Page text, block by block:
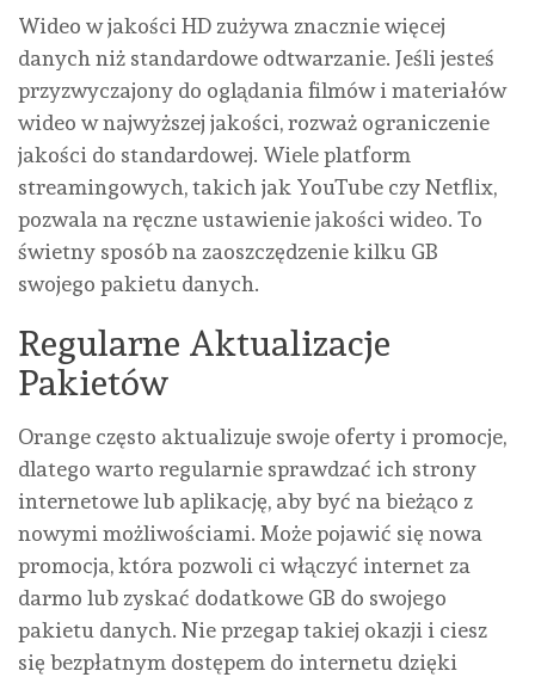
Wideo w jakości HD zużywa znacznie więcej
danych niż standardowe odtwarzanie. Jeśli jesteś
przyzwyczajony do oglądania filmów i materiałów
wideo w najwyższej jakości, rozważ ograniczenie
jakości do standardowej. Wiele platform
streamingowych, takich jak YouTube czy Netflix,
pozwala na ręczne ustawienie jakości wideo. To
świetny sposób na zaoszczędzenie kilku GB
swojego pakietu danych.
Regularne Aktualizacje
Pakietów
Orange często aktualizuje swoje oferty i promocje,
dlatego warto regularnie sprawdzać ich strony
internetowe lub aplikację, aby być na bieżąco z
nowymi możliwościami. Może pojawić się nowa
promocja, która pozwoli ci włączyć internet za
darmo lub zyskać dodatkowe GB do swojego
pakietu danych. Nie przegap takiej okazji i ciesz
się bezpłatnym dostępem do internetu dzięki